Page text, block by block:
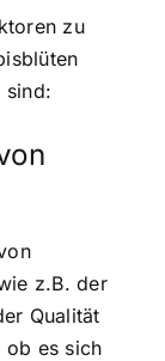
zu
sind:
z.B. der
Qualität
ob es sich